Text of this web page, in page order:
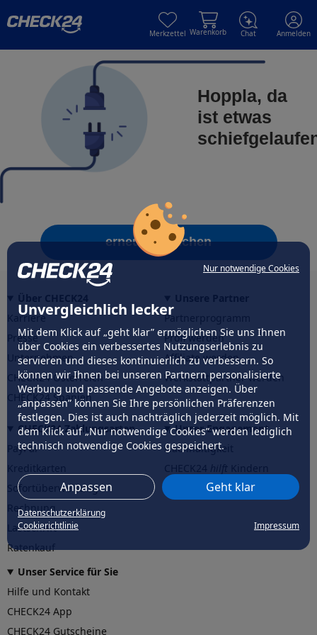
Nur notwendige Cookies
Unvergleichlich lecker
Mit dem Klick auf „geht klar” ermöglichen Sie uns Ihnen
über Cookies ein verbessertes Nutzungserlebnis zu
servieren und dieses kontinuierlich zu verbessern. So
können wir Ihnen bei unseren Partnern personalisierte
Werbung und passende Angebote anzeigen. Über
„anpassen” können Sie Ihre persönlichen Präferenzen
festlegen. Dies ist auch nachträglich jederzeit möglich. Mit
dem Klick auf „Nur notwendige Cookies” werden lediglich
technisch notwendige Cookies gespeichert.
Anpassen Geht klar
Datenschutzerklärung
Cookierichtlinie
Impressum
Merkzettel Warenkorb Chat Anmelden
Hoppla, da
ist etwas
erneut versuchen
Karriere
Presse
Unternehmen
CHECK24 Österreich
CHECK24 Spanien
Partnerprogramm
Profi werden
Affiliate werden
Werkstattpartner werden
CHECK24 Zahlungsarten
PayPal
Sofortüberweisung
Rechnung
Lastschrift
Ratenkauf
Unser Engagement
Nachhaltigkeit
CHECK24hilftder Natur
Unser Service für Sie
Hilfe und Kontakt
CHECK24 App
CHECK24 Gutscheine